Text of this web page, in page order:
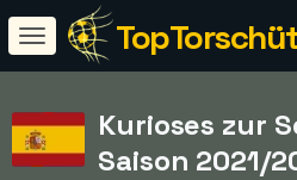
Kurioses zur
Saison 2021/